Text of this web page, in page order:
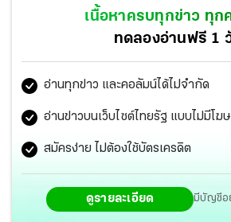
เนื้อหาครบทุกข่าว ทุก
ทดลองอ่านฟรี 1
อ่านทุกข่าว และคอลัมน์ได้ไม่จำกัด
อ่านข่าวบนเว็บไซต์ไทยรัฐ แบบไม่มีโ
สมัครง่าย ไม่ต้องใช้บัตรเครดิต
ดูรายละเอียด มีบัญชีอ